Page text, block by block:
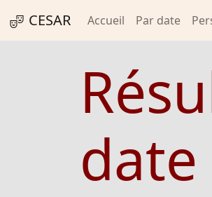
CESAR Accueil Par date
date